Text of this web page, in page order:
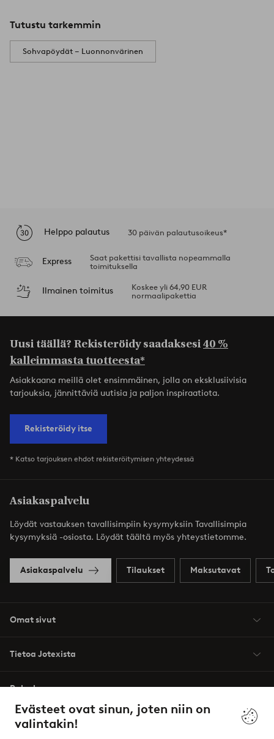
Evästeet ovat sinun, joten niin on
valintakin!
Tutustu tarkemmin
Sohvapöydät – Luonnonvärinen
Helppo palautus 30 päivän palautusoikeus*
Express
Saat pakettisi tavallista nopeammalla
toimituksella
Ilmainen toimitus
Koskee yli 64,90 EUR
normaalipakettia
Uusi täällä? Rekisteröidy saadaksesi40 %
kalleimmasta tuotteesta*
Asiakkaana meillä olet ensimmäinen, jolla on eksklusiivisia
tarjouksia, jännittäviä uutisia ja paljon inspiraatiota.
Rekisteröidy itse
* Katso tarjouksen ehdot rekisteröitymisen yhteydessä
Asiakaspalvelu
Löydät vastauksen tavallisimpiin kysymyksiin Tavallisimpia
kysymyksiä -osiosta. Löydät täältä myös yhteystietomme.
Asiakaspalvelu Tilaukset Maksutavat
Omat sivut
Tietoa Jotexista
Palvelumme
Ehdot